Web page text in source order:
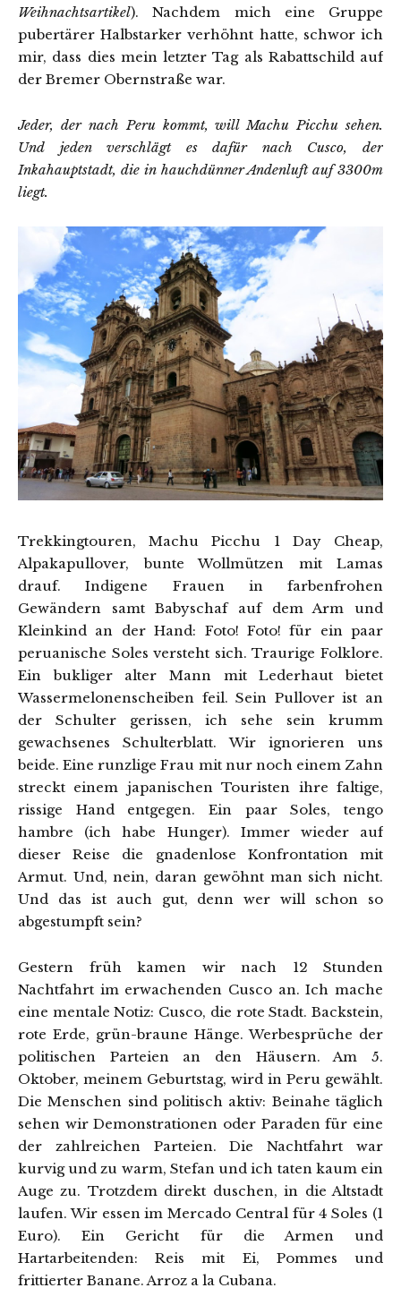
Weihnachtsartikel). Nachdem mich eine Gruppe
pubertärer Halbstarker verhöhnt hatte, schwor ich
mir, dass dies mein letzter Tag als Rabattschild auf
der Bremer Obernstraße war.
Jeder, der nach Peru kommt, will Machu Picchu sehen.
Und jeden verschlägt es dafür nach Cusco, der
Inkahauptstadt, die in hauchdünner Andenluft auf 3300m
liegt.
Trekkingtouren, Machu Picchu 1 Day Cheap,
Alpakapullover, bunte Wollmützen mit Lamas
drauf. Indigene Frauen in farbenfrohen
Gewändern samt Babyschaf auf dem Arm und
Kleinkind an der Hand: Foto! Foto! für ein paar
peruanische Soles versteht sich. Traurige Folklore.
Ein bukliger alter Mann mit Lederhaut bietet
Wassermelonenscheiben feil. Sein Pullover ist an
der Schulter gerissen, ich sehe sein krumm
gewachsenes Schulterblatt. Wir ignorieren uns
beide. Eine runzlige Frau mit nur noch einem Zahn
streckt einem japanischen Touristen ihre faltige,
rissige Hand entgegen. Ein paar Soles, tengo
hambre (ich habe Hunger). Immer wieder auf
dieser Reise die gnadenlose Konfrontation mit
Armut. Und, nein, daran gewöhnt man sich nicht.
Und das ist auch gut, denn wer will schon so
abgestumpft sein?
Gestern früh kamen wir nach 12 Stunden
Nachtfahrt im erwachenden Cusco an. Ich mache
eine mentale Notiz: Cusco, die rote Stadt. Backstein,
rote Erde, grün-braune Hänge. Werbesprüche der
politischen Parteien an den Häusern. Am 5.
Oktober, meinem Geburtstag, wird in Peru gewählt.
Die Menschen sind politisch aktiv: Beinahe täglich
sehen wir Demonstrationen oder Paraden für eine
der zahlreichen Parteien. Die Nachtfahrt war
kurvig und zu warm, Stefan und ich taten kaum ein
Auge zu. Trotzdem direkt duschen, in die Altstadt
laufen. Wir essen im Mercado Central für 4 Soles (1
Euro). Ein Gericht für die Armen und
Hartarbeitenden: Reis mit Ei, Pommes und
frittierter Banane. Arroz a la Cubana.